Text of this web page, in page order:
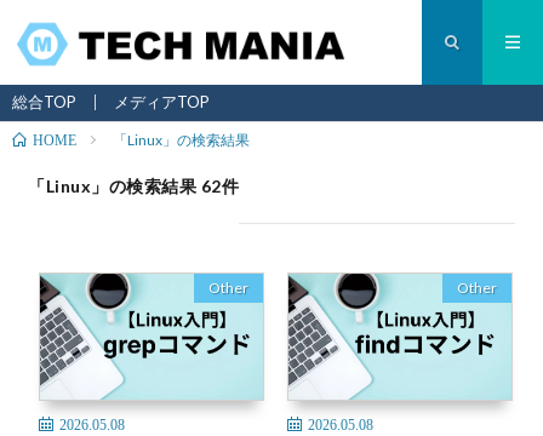
総合TOP メディアTOP
HOME 「Linux」の検索結果
「Linux」の検索結果 62件
Other
2026.05.08
Other
2026.05.08